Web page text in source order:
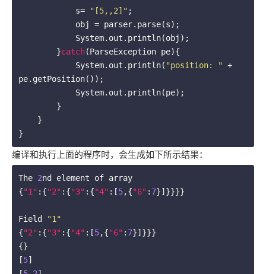
            s=
"[5,,2]" ;
        }
catch(ParseException pe){
            System.out.println(
"position: "
+
pe.getPosition());
}
编译和执行上面的程序时，会生成如下所示结果：
The 2nd element of array
{"1" :{"2" :{"3" :{"4" :[5,{"6" : 7}]}}}}
Field
"1"
{"2" :{"3" :{"4" :[5,{"6" : 7}]}}}
{}
[5]